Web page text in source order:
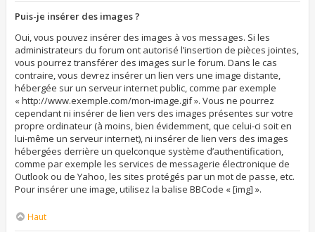
Puis-je insérer des images ?
Oui, vous pouvez insérer des images à vos messages. Si les
administrateurs du forum ont autorisé l’insertion de pièces jointes,
vous pourrez transférer des images sur le forum. Dans le cas
contraire, vous devrez insérer un lien vers une image distante,
hébergée sur un serveur internet public, comme par exemple
« http://www.exemple.com/mon-image.gif ». Vous ne pourrez
cependant ni insérer de lien vers des images présentes sur votre
propre ordinateur (à moins, bien évidemment, que celui-ci soit en
lui-même un serveur internet), ni insérer de lien vers des images
hébergées derrière un quelconque système d’authentification,
comme par exemple les services de messagerie électronique de
Outlook ou de Yahoo, les sites protégés par un mot de passe, etc.
Pour insérer une image, utilisez la balise BBCode « [img] ».
Haut